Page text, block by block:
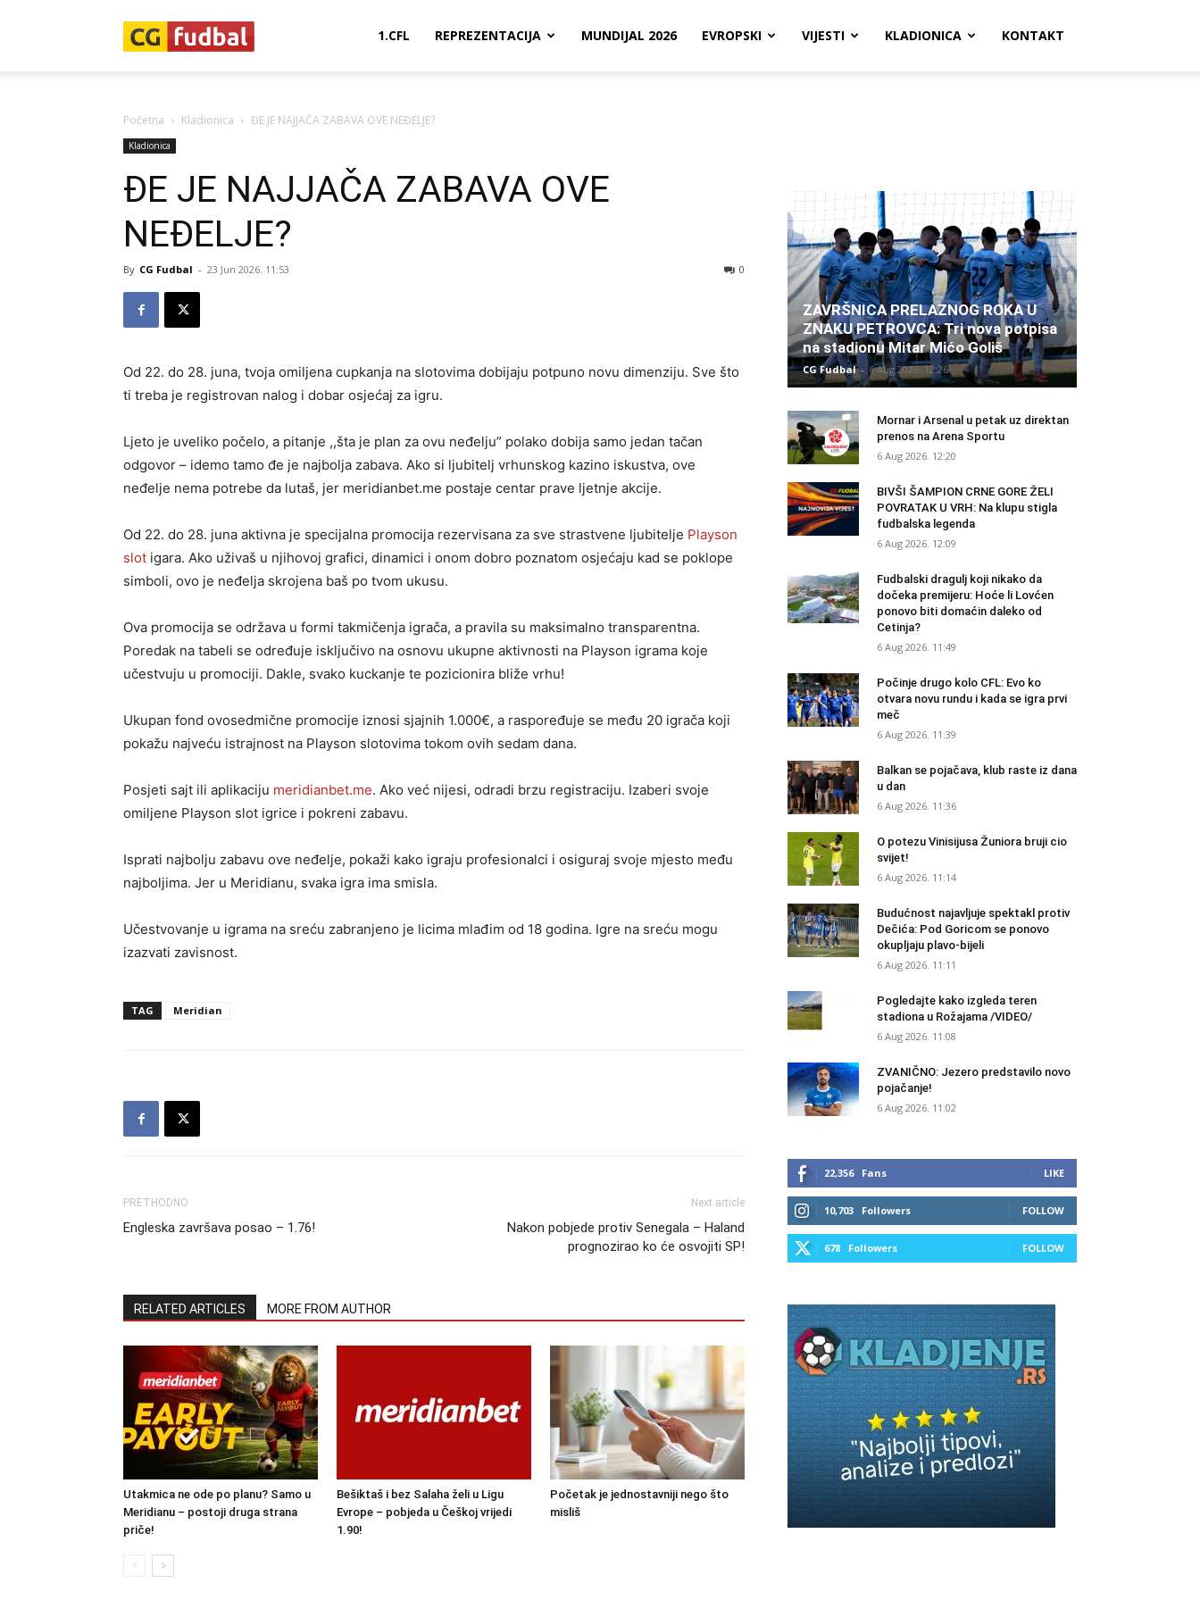
1.CFL REPREZENTACIJA MUNDIJAL 2026 EVROPSKI VIJESTI KLADIONICA KONTAKT
Početna Kladionica ĐE JE NAJJAČA ZABAVA OVE NEĐELJE?
Kladionica
ĐE JE NAJJAČA ZABAVA OVE
NEĐELJE?
By CG Fudbal - 23 Jun 2026. 11:53 0
Od 22. do 28. juna, tvoja omiljena cupkanja na slotovima dobijaju potpuno novu dimenziju. Sve što
ti treba je registrovan nalog i dobar osjećaj za igru.
Ljeto je uveliko počelo, a pitanje ,,šta je plan za ovu neđelju” polako dobija samo jedan tačan
odgovor – idemo tamo đe je najbolja zabava. Ako si ljubitelj vrhunskog kazino iskustva, ove
neđelje nema potrebe da lutaš, jer meridianbet.me postaje centar prave ljetnje akcije.
Od 22. do 28. juna aktivna je specijalna promocija rezervisana za sve strastvene ljubitelje Playson
slot igara. Ako uživaš u njihovoj grafici, dinamici i onom dobro poznatom osjećaju kad se poklope
simboli, ovo je neđelja skrojena baš po tvom ukusu.
Ova promocija se održava u formi takmičenja igrača, a pravila su maksimalno transparentna.
Poredak na tabeli se određuje isključivo na osnovu ukupne aktivnosti na Playson igrama koje
učestvuju u promociji. Dakle, svako kuckanje te pozicionira bliže vrhu!
Ukupan fond ovosedmične promocije iznosi sjajnih 1.000€, a raspoređuje se među 20 igrača koji
pokažu najveću istrajnost na Playson slotovima tokom ovih sedam dana.
Posjeti sajt ili aplikaciju meridianbet.me. Ako već nijesi, odradi brzu registraciju. Izaberi svoje
omiljene Playson slot igrice i pokreni zabavu.
Isprati najbolju zabavu ove neđelje, pokaži kako igraju profesionalci i osiguraj svoje mjesto među
najboljima. Jer u Meridianu, svaka igra ima smisla.
Učestvovanje u igrama na sreću zabranjeno je licima mlađim od 18 godina. Igre na sreću mogu
izazvati zavisnost.
TAG Meridian
PRETHODNO
Engleska završava posao – 1.76!
Next article
Nakon pobjede protiv Senegala – Haland
prognozirao ko će osvojiti SP!
RELATED ARTICLES MORE FROM AUTHOR
Utakmica ne ode po planu? Samo u
Meridianu – postoji druga strana
priče!
Bešiktaš i bez Salaha želi u Ligu
Evrope – pobjeda u Češkoj vrijedi
1.90!
Početak je jednostavniji nego što
misliš
ZAVRŠNICA PRELAZNOG ROKA U
ZNAKU PETROVCA: Tri nova potpisa
na stadionu Mitar Mićo Goliš
CG Fudbal - 6 Aug 2026. 12:26
Mornar i Arsenal u petak uz direktan
prenos na Arena Sportu
6 Aug 2026. 12:20
BIVŠI ŠAMPION CRNE GORE ŽELI
POVRATAK U VRH: Na klupu stigla
fudbalska legenda
6 Aug 2026. 12:09
Fudbalski dragulj koji nikako da
dočeka premijeru: Hoće li Lovćen
ponovo biti domaćin daleko od
Cetinja?
6 Aug 2026. 11:49
Počinje drugo kolo CFL: Evo ko
otvara novu rundu i kada se igra prvi
meč
6 Aug 2026. 11:39
Balkan se pojačava, klub raste iz dana
u dan
6 Aug 2026. 11:36
O potezu Vinisijusa Žuniora bruji cio
svijet!
6 Aug 2026. 11:14
Budućnost najavljuje spektakl protiv
Dečića: Pod Goricom se ponovo
okupljaju plavo-bijeli
6 Aug 2026. 11:11
Pogledajte kako izgleda teren
stadiona u Rožajama /VIDEO/
6 Aug 2026. 11:08
ZVANIČNO: Jezero predstavilo novo
pojačanje!
6 Aug 2026. 11:02
22,356 Fans LIKE
10,703 Followers FOLLOW
678 Followers FOLLOW